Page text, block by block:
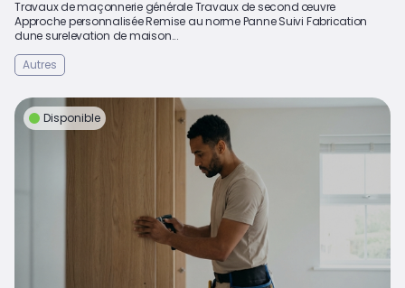
Travaux de maçonnerie générale Travaux de second œuvre
Approche personnalisée Remise au norme Panne Suivi Fabrication
dune surelevation de maison...
Autres
Disponible